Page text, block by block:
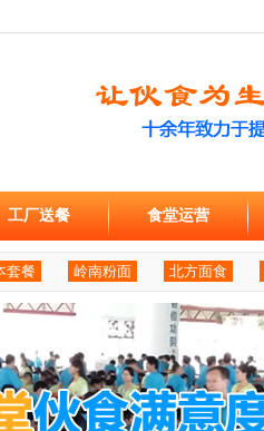
工厂送餐 食堂运营
套餐 岭南粉面 北方面食